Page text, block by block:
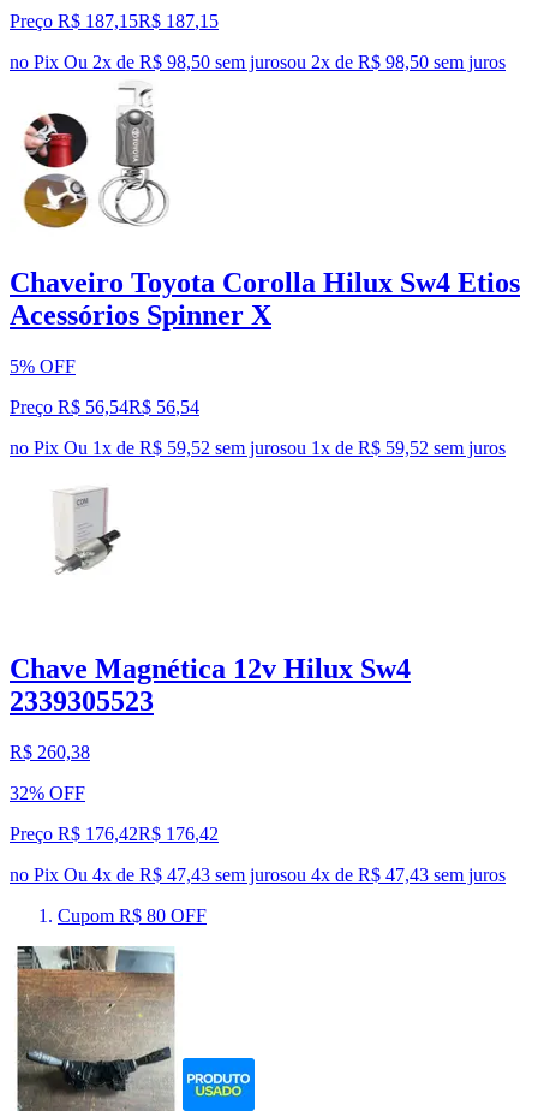
Preço R$ 187,15R$ 187,15
no Pix Ou 2x de R$ 98,50 sem jurosou 2x de R$ 98,50 sem juros
Chaveiro Toyota Corolla Hilux Sw4 Etios
Acessórios Spinner X
5% OFF
Preço R$ 56,54R$ 56,54
no Pix Ou 1x de R$ 59,52 sem jurosou 1x de R$ 59,52 sem juros
Chave Magnética 12v Hilux Sw4
2339305523
R$ 260,38
32% OFF
Preço R$ 176,42R$ 176,42
no Pix Ou 4x de R$ 47,43 sem jurosou 4x de R$ 47,43 sem juros
Cupom R$ 80 OFF